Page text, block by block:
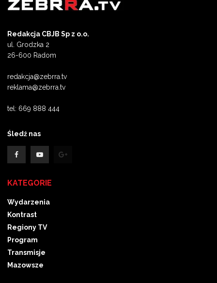
Redakcja CBJB Sp z o.o.
ul. Grodzka 2
26-600 Radom
redakcja@zebrra.tv
reklama@zebrra.tv
tel: 669 888 444
Śledź nas
KATEGORIE
Wydarzenia
Kontrast
Regiony TV
Program
Transmisje
Mazowsze